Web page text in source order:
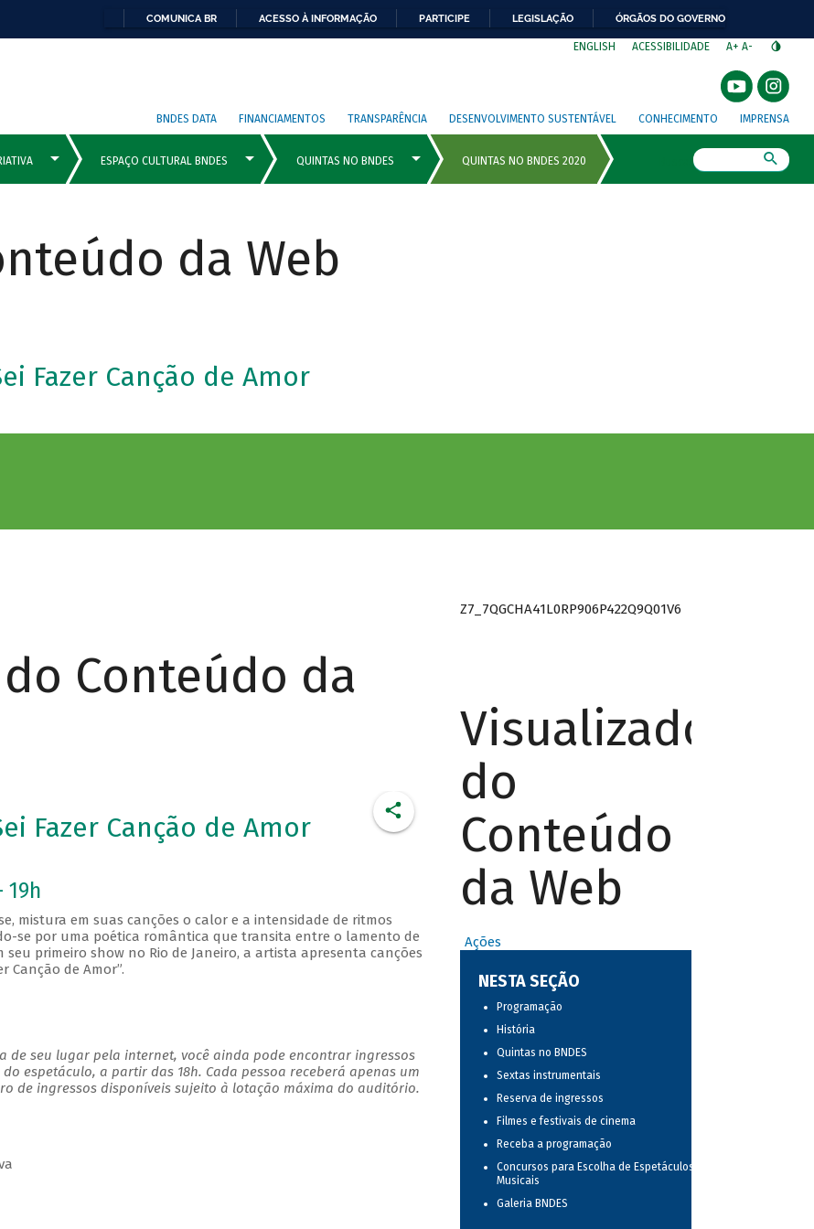
COMUNICA BR ACESSO À INFORMAÇÃO PARTICIPE LEGISLAÇÃO ÓRGÃOS DO GOVERNO
ENGLISH ACESSIBILIDADE A+ A-
BNDES DATA FINANCIAMENTOS TRANSPARÊNCIA DESENVOLVIMENTO SUSTENTÁVEL CONHECIMENTO IMPRENSA
da Web
Fazer Canção de Amor
Conteúdo da
Fazer Canção de Amor
19h
mistura em suas canções o calor e a intensidade de ritmos
se por uma poética romântica que transita entre o lamento de
seu primeiro show no Rio de Janeiro, a artista apresenta canções
Canção de Amor”.
de seu lugar pela internet, você ainda pode encontrar ingressos
espetáculo, a partir das 18h. Cada pessoa receberá apenas um
de ingressos disponíveis sujeito à lotação máxima do auditório.
Z7_7QGCHA41L0RP906P422Q9Q01V6
Visualizador
do
Conteúdo
da Web
Ações
NESTA SEÇÃO
Programação
História
Quintas no BNDES
Sextas instrumentais
Reserva de ingressos
Filmes e festivais de cinema
Receba a programação
Concursos para Escolha de Espetáculos
Musicais
Galeria BNDES